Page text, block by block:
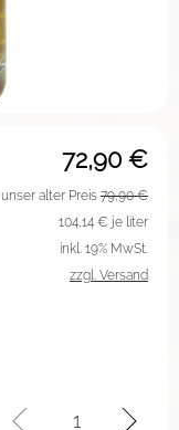
72,90 €
unser alter Preis 79,90 €
104,14 € je liter
inkl. 19% MwSt.
zzgl. Versand